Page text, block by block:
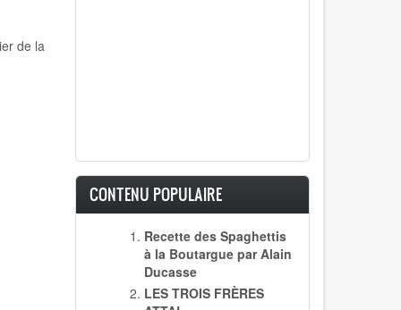
de la
CONTENU POPULAIRE
Recette des Spaghettis
à la Boutargue par Alain
Ducasse
LES TROIS FRÈRES